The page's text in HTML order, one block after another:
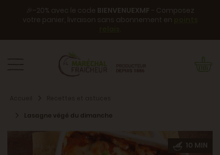
🎉-20% avec le code BIENVENUEXMF - Composez
votre panier, livraison sans abonnement en
.
Lasagne végé du dimanche
10 MIN